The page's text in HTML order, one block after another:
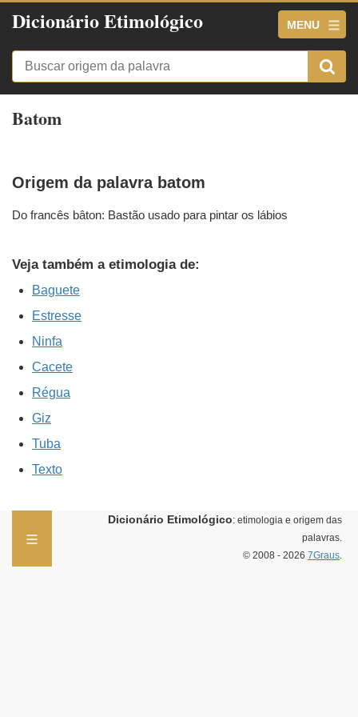
Dicionário Etimológico MENU
Batom
Origem da palavra batom
Do francês bâton: Bastão usado para pintar os lábios
Veja também a etimologia de:
Baguete
Estresse
Ninfa
Cacete
Régua
Giz
Tuba
Texto
Dicionário Etimológico: etimologia e origem das
palavras.
© 2008 - 2026 7Graus.